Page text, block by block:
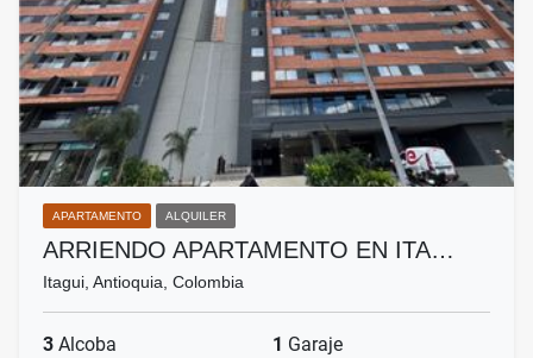
APARTAMENTO ALQUILER
ARRIENDO APARTAMENTO EN ITA…
Itagui, Antioquia, Colombia
3 Alcoba 1 Garaje